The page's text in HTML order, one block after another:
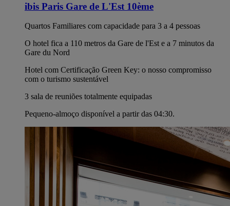
ibis Paris Gare de L'Est 10ème
Quartos Familiares com capacidade para 3 a 4 pessoas
O hotel fica a 110 metros da Gare de l'Est e a 7 minutos da
Gare du Nord
Hotel com Certificação Green Key: o nosso compromisso
com o turismo sustentável
3 sala de reuniões totalmente equipadas
Pequeno-almoço disponível a partir das 04:30.